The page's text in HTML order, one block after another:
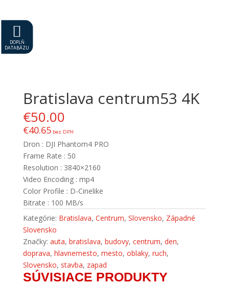

DOPLŇ
DATABÁZU
Bratislava centrum53 4K
€50.00
€40.65bez DPH
Dron : DJI Phantom4 PRO
Frame Rate : 50
Resolution : 3840×2160
Video Encoding : mp4
Color Profile : D-Cinelike
Bitrate : 100 MB/s
Kategórie: Bratislava, Centrum, Slovensko, Západné
Slovensko
Značky: auta, bratislava, budovy, centrum, den,
doprava, hlavnemesto, mesto, oblaky, ruch,
Slovensko, stavba, zapad
SÚVISIACE PRODUKTY